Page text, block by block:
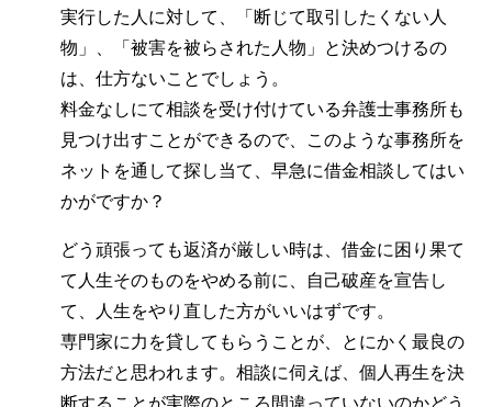
実行した人に対して、「断じて取引したくない人
物」、「被害を被らされた人物」と決めつけるの
は、仕方ないことでしょう。
料金なしにて相談を受け付けている弁護士事務所も
見つけ出すことができるので、このような事務所を
ネットを通して探し当て、早急に借金相談してはい
かがですか？
どう頑張っても返済が厳しい時は、借金に困り果て
て人生そのものをやめる前に、自己破産を宣告し
て、人生をやり直した方がいいはずです。
専門家に力を貸してもらうことが、とにかく最良の
方法だと思われます。相談に伺えば、個人再生を決